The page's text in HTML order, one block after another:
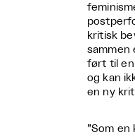
kritisk
sammen
ført til en
og kan
en ny
”Som en